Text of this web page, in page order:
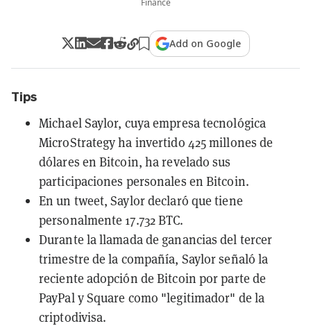
Finance
Add on Google
Tips
Michael Saylor, cuya empresa tecnológica
MicroStrategy ha invertido 425 millones de
dólares en Bitcoin, ha revelado sus
participaciones personales en Bitcoin.
En un tweet, Saylor declaró que tiene
personalmente 17.732 BTC.
Durante la llamada de ganancias del tercer
trimestre de la compañía, Saylor señaló la
reciente adopción de Bitcoin por parte de
PayPal y Square como "legitimador" de la
criptodivisa.